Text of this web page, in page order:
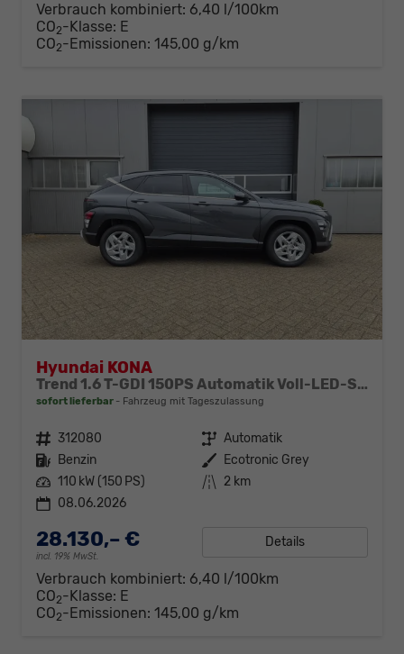
Verbrauch kombiniert: 6,40 l/100km
CO2-Klasse: E
CO2-Emissionen: 145,00 g/km
Hyundai KONA
Trend 1.6 T-GDI 150PS Automatik Voll-LED-Scheinw. Sitzheizung Lenkradheizung ACC Klimaautomatik Navi Touchscreen DAB+ Apple CarPlay + Android Auto PDC v+h Rückf.Kamera 2xKeyless 17-LM
sofort lieferbar Fahrzeug mit Tageszulassung
Fahrzeugnr. 312080 Getriebe Automatik
Kraftstoff Benzin Außenfarbe Ecotronic Grey
Leistung 110 kW (150 PS) Kilometerstand 2 km
08.06.2026
28.130,– €
incl. 19% MwSt.
Details
Verbrauch kombiniert: 6,40 l/100km
CO2-Klasse: E
CO2-Emissionen: 145,00 g/km